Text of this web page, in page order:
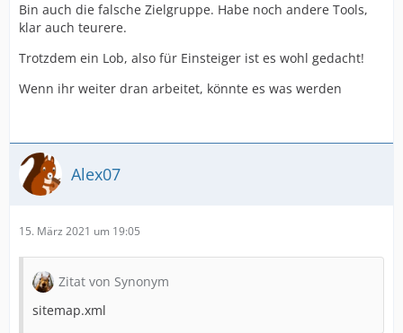
Bin auch die falsche Zielgruppe. Habe noch andere Tools,
klar auch teurere.
Trotzdem ein Lob, also für Einsteiger ist es wohl gedacht!
Wenn ihr weiter dran arbeitet, könnte es was werden
Alex07
15. März 2021 um 19:05
Zitat von Synonym
sitemap.xml